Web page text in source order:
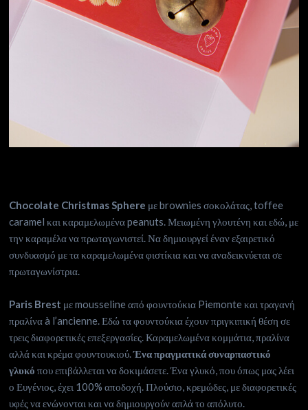
Chocolate Christmas Sphere με brownies σοκολάτας, toffee
caramel και καραμελωμένα peanuts. Μειωμένη γλουτένη και εδώ, με
την καραμέλα να πρωταγωνιστεί. Να δημιουργεί έναν εξαιρετικό
συνδυασμό με τα καραμελωμένα φιστίκια και να αναδεικνύεται σε
πρωταγωνίστρια.
Paris Brest με mousseline από φουντούκια Piemonte και τραγανή
πραλίνα à l’ancienne. Εδώ τα φουντούκια έχουν πριγκιπική θέση σε
τρεις διαφορετικές επεξεργασίες. Καραμελωμένα κομμάτια, πραλίνα
αλλά και κρέμα φουντουκιού.Ένα πραγματικά συναρπαστικό
γλυκό που επιβάλλεται να δοκιμάσετε. Ένα γλυκό, που όπως μας λέει
ο Ευγένιος, έχει 100% αποδοχή. Πλούσιο, κρεμώδες, με διαφορετικές
υφές να ενώνονται και να δημιουργούν απλά το απόλυτο.